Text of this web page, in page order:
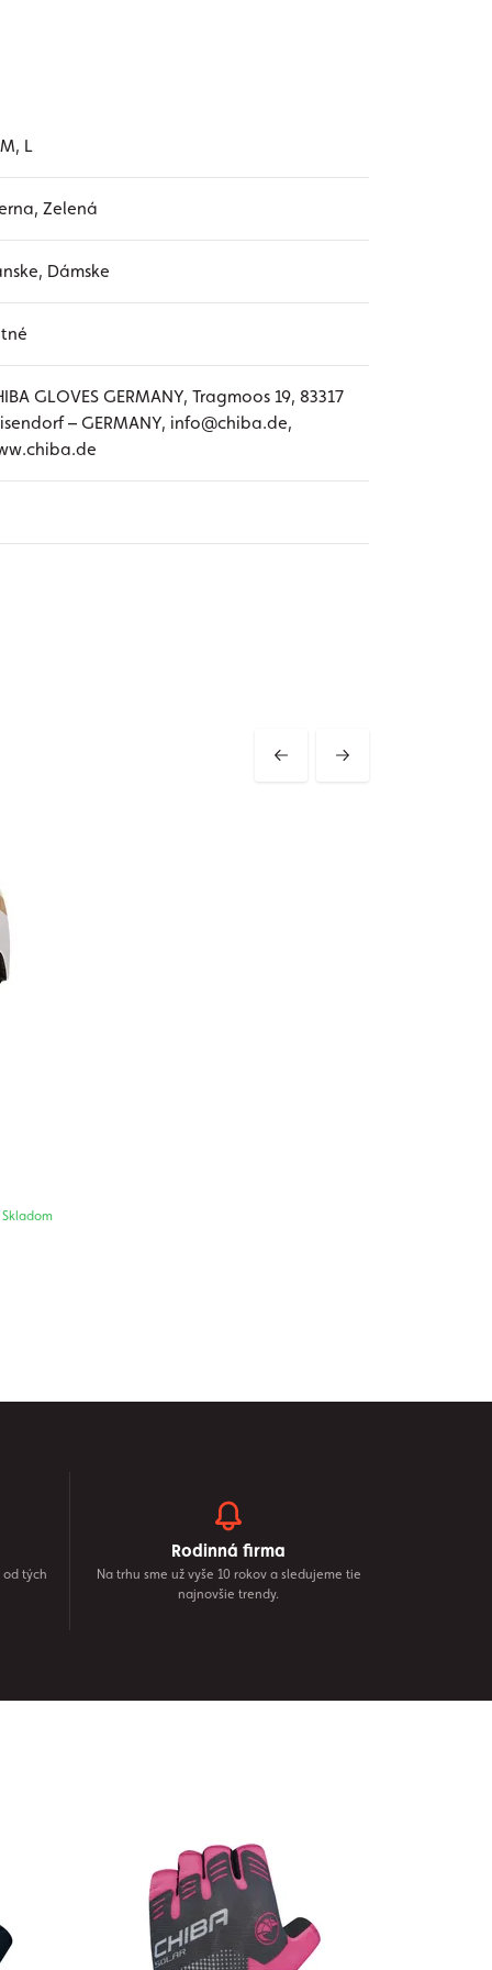
L
Zelená
Dámske
GLOVES GERMANY, Tragmoos 19, 83317
– GERMANY, info@chiba.de,
Skladom
tých
Rodinná firma
Na trhu sme už vyše 10 rokov a sledujeme tie
najnovšie trendy.